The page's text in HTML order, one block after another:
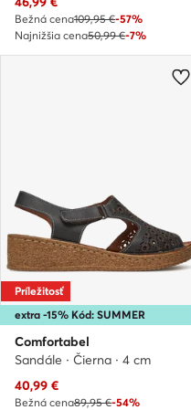
Bežná cena109,95 €-57%
Najnižšia cena50,99 €-7%
extra -15% Kód: SUMMER
Príležitosť
Comfortabel
Sandále · Čierna · 4 cm
Aktuálna cena
40,99 €
Bežná cena89,95 €-54%